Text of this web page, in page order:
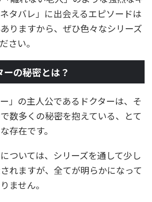
タバレ」に出会えるエピソードは
りますから、ぜひ色々なシリーズ
さい。
ーの秘密とは？
ー」の主人公であるドクターは、そ
数多くの秘密を抱えている、とて
存在です。
ついては、シリーズを通して少し
れますが、全てが明らかになって
ません。